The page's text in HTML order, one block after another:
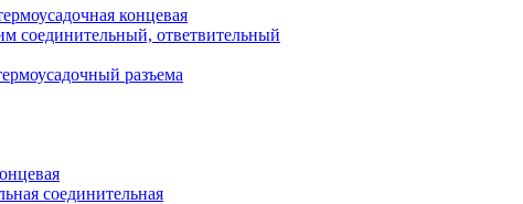
концевая
соединительный, ответвительный
разъема
соединительная